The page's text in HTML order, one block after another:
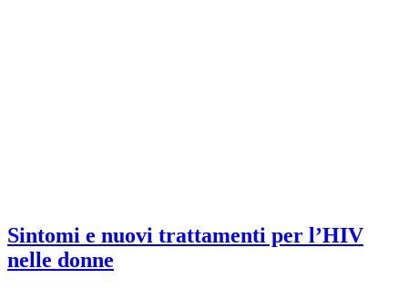
Sintomi e nuovi trattamenti per l’HIV
nelle donne